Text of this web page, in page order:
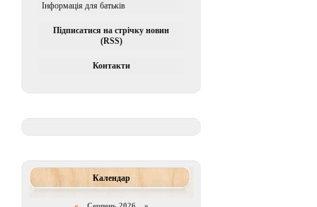
Інформація для батьків
Підписатися на стрічку новин
(RSS)
Контакти
Календар